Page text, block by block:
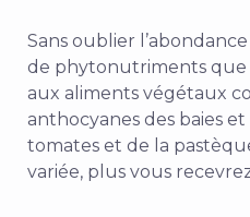
Sans oublier
de phytonutriments que
aux aliments végétaux
anthocyanes des baies
tomates et de la
variée, plus vous